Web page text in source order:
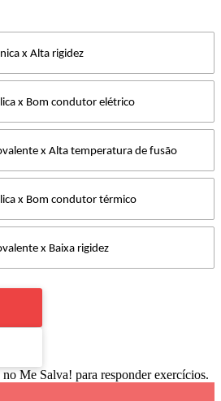
x Alta rigidez
x Bom condutor elétrico
x Alta temperatura de fusão
x Bom condutor térmico
x Baixa rigidez
Me Salva! para responder exercícios.